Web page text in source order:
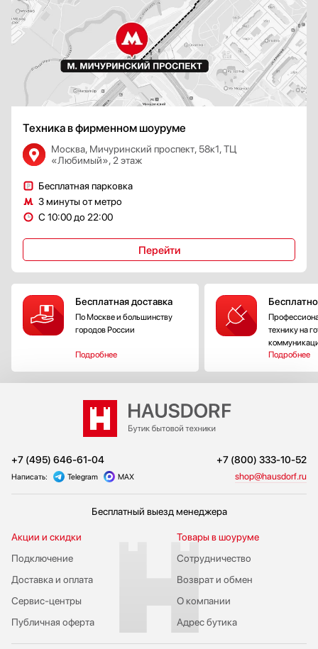
Техника в фирменном шоуруме
Москва, Мичуринский проспект, 58к1, ТЦ
«Любимый», 2 этаж
Бесплатная парковка
3 минуты от метро
С 10:00 до 22:00
Перейти
Бесплатная доставка
По Москве и большинству
городов России
Подробнее
технику на
Подробнее
+7 (495) 646-61-04 +7 (800) 333-10-52
Написать: Telegram MAX shop@hausdorf.ru
Бесплатный выезд менеджера
Акции и скидки
Подключение
Публичная оферта
Сервис-центры
Доставка и оплата
Сотрудничество
Возврат и обмен
Товары в шоуруме
О компании
Адрес бутика